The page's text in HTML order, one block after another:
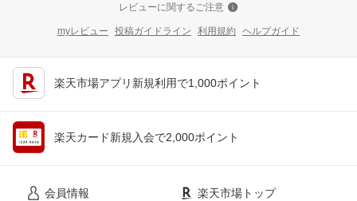
レビューに関するご注意
myレビュー 投稿ガイドライン 利用規約 ヘルプガイド
楽天市場アプリ新規利用で1,000ポイント
楽天カード新規入会で2,000ポイント
会員情報 楽天市場トップ